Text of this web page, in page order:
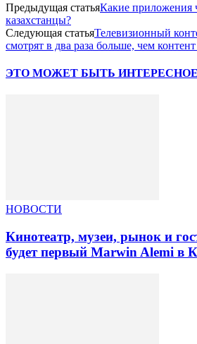
Предыдущая статьяКакие приложения
казахстанцы?
Следующая статьяТелевизионный
смотрят в два раза больше, чем
ЭТО МОЖЕТ БЫТЬ ИНТЕРЕСНО
НОВОСТИ
Кинотеатр, музеи, рынок и
будет первый Marwin Alemi в